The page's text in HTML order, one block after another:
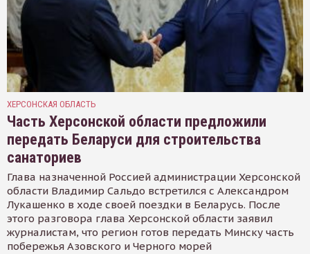
ХЕРСОНСКАЯ ОБЛАСТЬ
Часть Херсонской области предложили
передать Беларуси для строительства
санаториев
Глава назначенной Россией администрации Херсонской
области Владимир Сальдо встретился с Александром
Лукашенко в ходе своей поездки в Беларусь. После
этого разговора глава Херсонской области заявил
журналистам, что регион готов передать Минску часть
побережья Азовского и Черного морей